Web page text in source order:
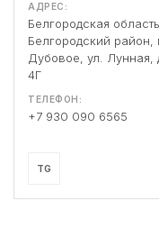
АДРЕС:
Белгородская область,
Белгородский район,
Дубовое, ул. Лунная,
4Г
ТЕЛЕФОН:
+7 930 090 6565
TG